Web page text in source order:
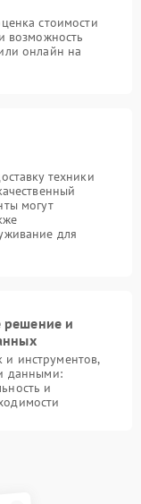
стоимости
возможность
онлайн на
техники
могут
для
и
инструментов,
данными:
и